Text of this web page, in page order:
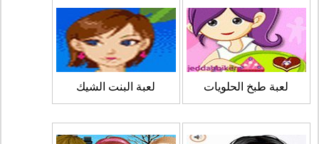
لعبة طبخ الحلويات لعبة البنت الشيك